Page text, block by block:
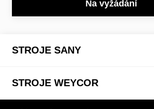
Na vyžádání
STROJE SANY
STROJE WEYCOR